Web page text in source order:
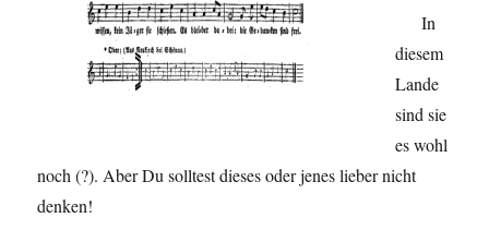
In
diesem
Lande
sind sie
es wohl
noch (?). Aber Du solltest dieses oder jenes lieber nicht
denken!